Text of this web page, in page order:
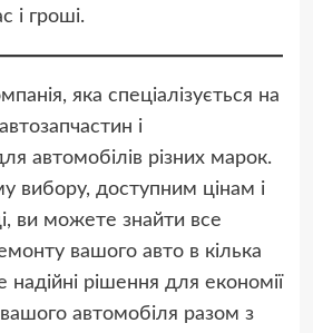
і гроші.
яка спеціалізується на
і
автомобілів різних марок.
вибору, доступним цінам і
ви можете знайти все
вашого авто в кілька
надійні рішення для економії
вашого автомобіля разом з